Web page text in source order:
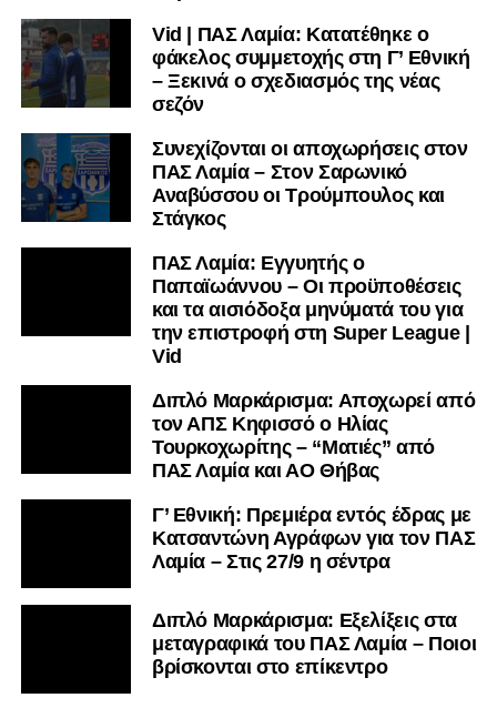
Vid | ΠΑΣ Λαμία: Κατατέθηκε ο
φάκελος συμμετοχής στη Γ’ Εθνική
– Ξεκινά ο σχεδιασμός της νέας
σεζόν
Συνεχίζονται οι αποχωρήσεις στον
ΠΑΣ Λαμία – Στον Σαρωνικό
Αναβύσσου οι Τρούμπουλος και
Στάγκος
ΠΑΣ Λαμία: Εγγυητής ο
Παπαϊωάννου – Οι προϋποθέσεις
και τα αισιόδοξα μηνύματά του για
την επιστροφή στη Super League |
Vid
Διπλό Μαρκάρισμα: Αποχωρεί από
τον ΑΠΣ Κηφισσό ο Ηλίας
Τουρκοχωρίτης – “Ματιές” από
ΠΑΣ Λαμία και ΑΟ Θήβας
Γ’ Εθνική: Πρεμιέρα εντός έδρας με
Κατσαντώνη Αγράφων για τον ΠΑΣ
Λαμία – Στις 27/9 η σέντρα
Διπλό Μαρκάρισμα: Εξελίξεις στα
μεταγραφικά του ΠΑΣ Λαμία – Ποιοι
βρίσκονται στο επίκεντρο